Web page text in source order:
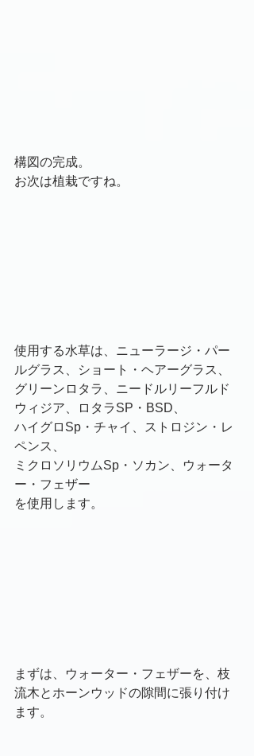
構図の完成。
お次は植栽ですね。
使用する水草は、ニューラージ・パー
ルグラス、ショート・ヘアーグラス、
グリーンロタラ、ニードルリーフルド
ウィジア、ロタラSP・BSD、
ハイグロSp・チャイ、ストロジン・レ
ペンス、
ミクロソリウムSp・ソカン、ウォータ
ー・フェザー
を使用します。
まずは、ウォーター・フェザーを、枝
流木とホーンウッドの隙間に張り付け
ます。